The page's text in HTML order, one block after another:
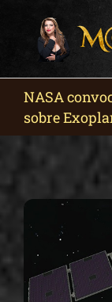
NASA
sobre